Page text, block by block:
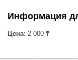
Информация
Цена: 2 000 ₸